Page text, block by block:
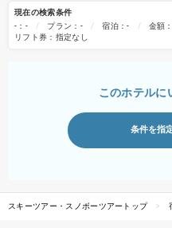
現在の検索条件
-：-
プラン：- 宿泊：- 金額
リフト券：指定なし
このホテルに
条件を指
スキーツアー・スノボーツアートップ